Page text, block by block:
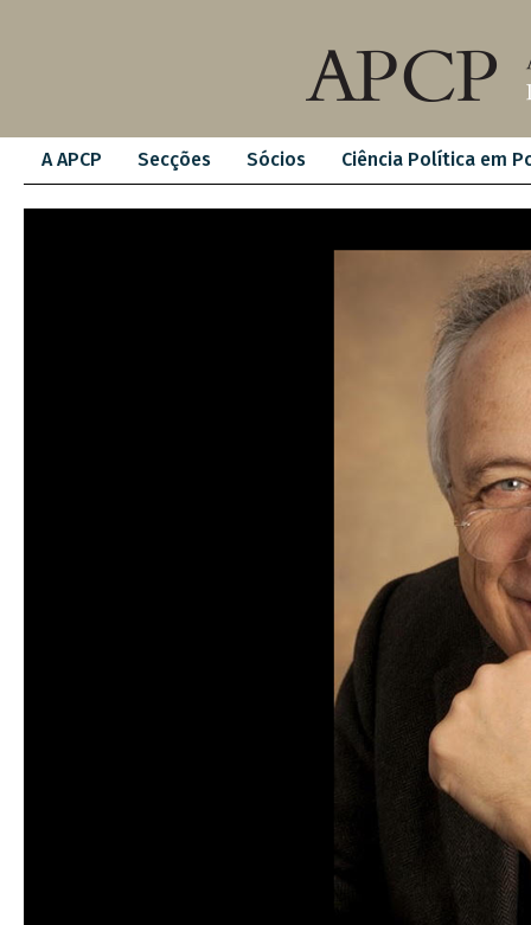
A APCP Secções Sócios Ciência Política em